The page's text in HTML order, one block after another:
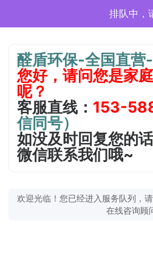
排队中，
醛盾环保-全国直营
您好，请问您是家
呢？
客服直线： 153-
信同号）
如没及时回复您的
微信联系我们哦~
欢迎光临！您已经进入服务队列，
在线咨询顾